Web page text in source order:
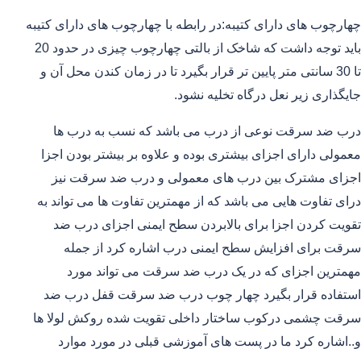
چهارچوب های دارای کتیبه:در رابطه با چهارچوب های دارای کتیبه
باید توجه داشت که شاخک از بالتی چهارچوب چیزی در حدود 20
تا 30 سانتی متر پایین تر قرار بگیرد تا در زمان کندن محل آن و
جایگذاری زیر نعل درگاه تخلیه نشود.
درب ضد سرقت نوعی از درب می باشد که نسب به درب ها
معمولی دارای اجزای بیشتری بوده و علاوه بر بیشتر بودن اجزا
اجزای مشترک بین درب های معمولی و درب ضد سرقت نیز
درای تفاوت هایی می باشد که از مهمترین تفاوت ها می تواند به
تقویت کردن اجزا برای بالابردن سطح ایمنی اجزای درب ضد
سرقت برای افزایش سطح ایمنی درب اشاره کرد از جمله
مهمترین اجزای که در یک درب ضد سرقت می تواند مورد
استفاده قرار بگیرد چهار چوب درب ضد سرقت قفل درب ضد
سرقت چشمی درکوب ساختار داخلی تقویت شده روکش لولا ها
و..اشاره کرد ما در پست های آموزشی قبلی در مورد موارد